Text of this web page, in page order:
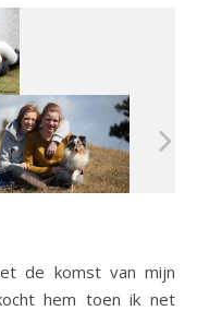
de komst van mijn
hem toen ik net